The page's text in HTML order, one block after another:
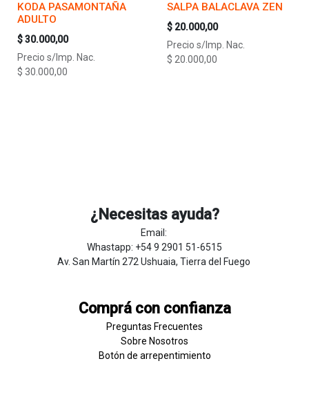
KODA PASAMONTAÑA
ADULTO
$30.000,00
Precio s/Imp. Nac.
$ 30.000,00
SALPA BALACLAVA ZEN
$ 20.000,00
Precio s/Imp. Nac.
$ 20.000,00
¿Necesitas ayuda?
Email:
Whastapp: +54 9 2901 51-6515
Av. San Martín 272 Ushuaia, Tierra del Fuego
Comprá con confianza
Preguntas Frecuentes
Sobre Nosotros
Botón de ​arrepentim​​​iento